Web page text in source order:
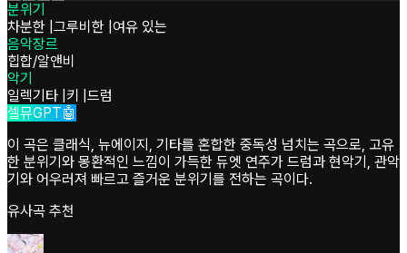
분위기
차분한 그루비한 여유 있는
음악장르
힙합/알앤비
악기
일렉기타 키 드럼
셀뮤GPT🤖
이 곡은 클래식, 뉴에이지, 기타를 혼합한 중독성 넘치는 곡으로, 고유
한 분위기와 몽환적인 느낌이 가득한 듀엣 연주가 드럼과 현악기, 관악
기와 어우러져 빠르고 즐거운 분위기를 전하는 곡이다.
유사곡 추천